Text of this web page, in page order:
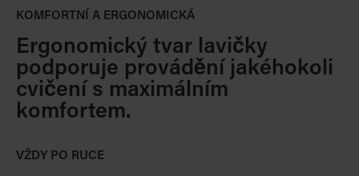
KOMFORTNÍ A ERGONOMICKÁ
Ergonomický tvar lavičky
podporuje provádění jakéhokoli
cvičení s maximálním
komfortem.
VŽDY PO RUCE